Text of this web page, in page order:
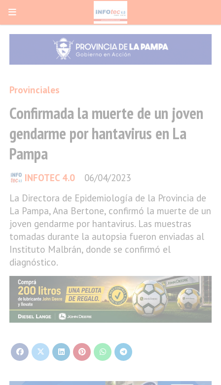
Confirmada la muerte de un joven
gendarme por hantavirus en La
Pampa
La Directora de Epidemiología de la Provincia de
La Pampa, Ana Bertone, confirmó la muerte de un
joven gendarme por hantavirus. Las muestras
tomadas durante la autopsia fueron enviadas al
Instituto Malbrán, donde se confirmó el
diagnóstico.
Provinciales
06/04/2023
INFOTEC 4.0